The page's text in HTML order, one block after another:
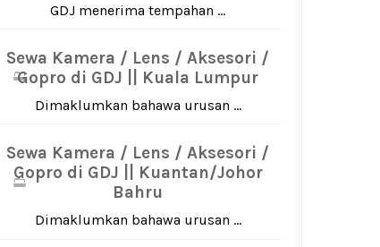
GDJ menerima tempahan ...
Sewa Kamera / Lens / Aksesori /
Gopro di GDJ || Kuala Lumpur
Dimaklumkan bahawa urusan ...
Sewa Kamera / Lens / Aksesori /
Gopro di GDJ || Kuantan/Johor
Bahru
Dimaklumkan bahawa urusan ...